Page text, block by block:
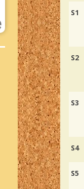
S1
S2
S3
S4
S5